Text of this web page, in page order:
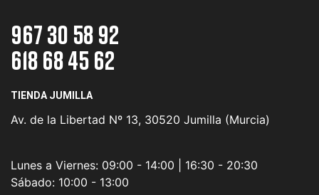
967 30 58 92
618 68 45 62
TIENDA JUMILLA
Av. de la Libertad Nº 13, 30520 Jumilla (Murcia)
Lunes a Viernes: 09:00 - 14:00 | 16:30 - 20:30
Sábado: 10:00 - 13:00